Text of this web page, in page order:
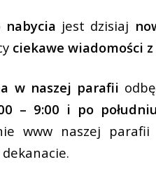
nabycia jest dzisiaj
ciekawe wiadomości
w naszej parafii
– 9:00 i po
www naszej